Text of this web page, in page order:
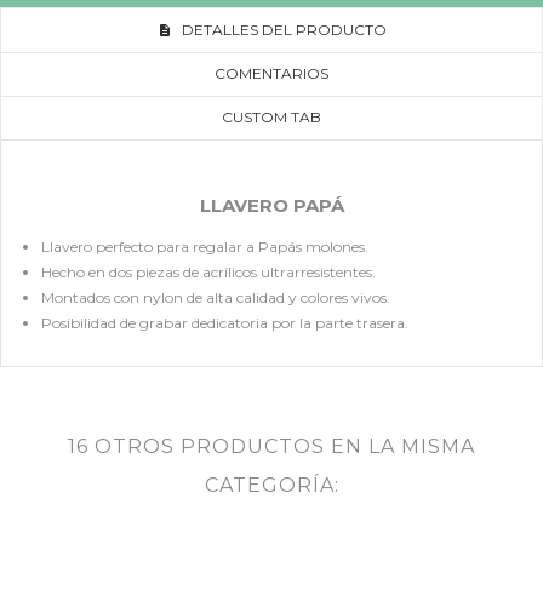
DETALLES DEL PRODUCTO
COMENTARIOS
CUSTOM TAB
LLAVERO PAPÁ
Llavero perfecto para regalar a Papás molones.
Hecho en dos piezas de acrílicos ultrarresistentes.
Montados con nylon de alta calidad y colores vivos.
Posibilidad de grabar dedicatoria por la parte trasera.
16 OTROS PRODUCTOS EN LA MISMA
CATEGORÍA: